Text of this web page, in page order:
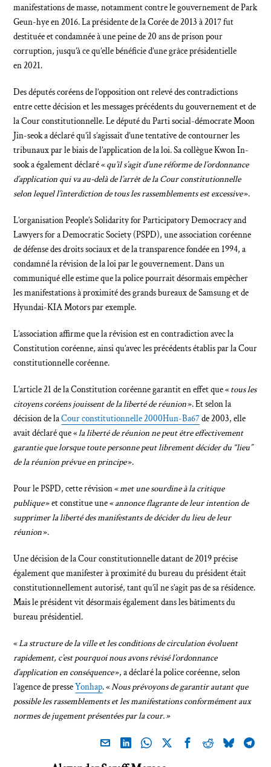
manifestations de masse, notamment contre le gouvernement de Park
Geun-hye en 2016. La présidente de la Corée de 2013 à 2017 fut
destituée et condamnée à une peine de 20 ans de prison pour
corruption, jusqu’à ce qu’elle bénéficie d’une grâce présidentielle
en 2021.
Des députés coréens de l’opposition ont relevé des contradictions
entre cette décision et les messages précédents du gouvernement et de
la Cour constitutionnelle. Le député du Parti social-démocrate Moon
Jin-seok a déclaré qu’il s’agissait d’une tentative de contourner les
tribunaux par le biais de l’application de la loi. Sa collègue Kwon In-
sook a également déclaré «qu’il s’agit d’une réforme de l’ordonnance
d’application qui va au-delà de l’arrêt de la Cour constitutionnelle
selon lequel l’interdiction de tous les rassemblements est excessive».
L’organisation People’s Solidarity for Participatory Democracy and
Lawyers for a Democratic Society (PSPD), une association coréenne
de défense des droits sociaux et de la transparence fondée en 1994, a
condamné la révision de la loi par le gouvernement. Dans un
communiqué elle estime que la police pourrait désormais empêcher
les manifestations à proximité des grands bureaux de Samsung et de
Hyundai-KIA Motors par exemple.
L’association affirme que la révision est en contradiction avec la
Constitution coréenne, ainsi qu’avec les précédents établis par la Cour
constitutionnelle coréenne.
L’article 21 de la Constitution coréenne garantit en effet que «tous les
citoyens coréens jouissent de la liberté de réunion». Et selon la
décision de laCour constitutionnelle 2000Hun-Ba67de 2003, elle
avait déclaré que «la liberté de réunion ne peut être effectivement
garantie que lorsque toute personne peut librement décider du “lieu”
de la réunion prévue en principe».
Pour le PSPD, cette révision «met une sourdine à la critique
publique» et constitue une «annonce flagrante de leur intention de
supprimer la liberté des manifestants de décider du lieu de leur
réunion».
Une décision de la Cour constitutionnelle datant de 2019 précise
également que manifester à proximité du bureau du président était
constitutionnellement autorisé, tant qu’il ne s’agit pas de sa résidence.
Mais le président vit désormais également dans les bâtiments du
bureau présidentiel.
«La structure de la ville et les conditions de circulation évoluent
rapidement, c’est pourquoi nous avons révisé l’ordonnance
d’application en conséquence», a déclaré la police coréenne, selon
l’agence de presseYonhap. «Nous prévoyons de garantir autant que
possible les rassemblements et les manifestations conformément aux
normes de jugement présentées par la cour. »